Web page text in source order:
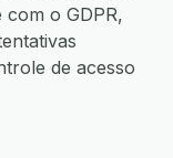
o GDPR,
de acesso